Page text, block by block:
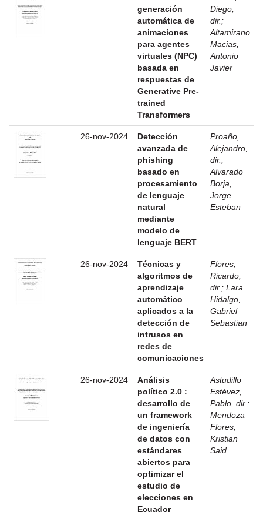
generación
automática de
animaciones
para agentes
virtuales (NPC)
basada en
respuestas de
Generative Pre-
trained
Transformers
Diego,
dir. ;
Altamirano
Macias,
Antonio
Javier
26-nov-2024
Detección
avanzada de
phishing
basado en
procesamiento
de lenguaje
natural
mediante
modelo de
lenguaje BERT
Proaño,
Alejandro,
dir. ;
Alvarado
Borja,
Jorge
Esteban
26-nov-2024
Técnicas y
algoritmos de
aprendizaje
automático
aplicados a la
detección de
intrusos en
redes de
comunicaciones
Flores,
Ricardo,
dir. ; Lara
Hidalgo,
Gabriel
Sebastian
26-nov-2024
Análisis
político 2.0 :
desarrollo de
un framework
de ingeniería
de datos con
estándares
abiertos para
optimizar el
estudio de
elecciones en
Ecuador
Astudillo
Estévez,
Pablo, dir. ;
Mendoza
Flores,
Kristian
Said